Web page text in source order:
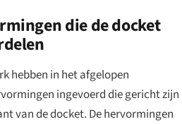
die de docket
hebben in het afgelopen
ingevoerd die gericht zijn
van de docket. De hervormingen